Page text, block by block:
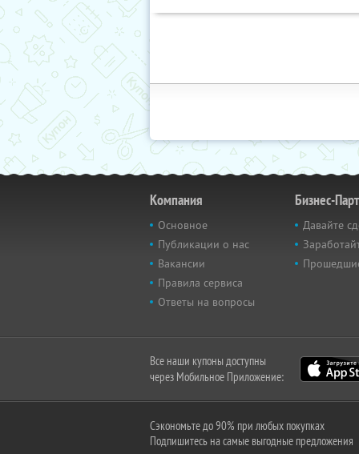
Компания
Основное
Публикации о нас
Вакансии
Правила сервиса
Ответы на вопросы
Бизнес-
Давайте
Все наши купоны доступны
через Мобильное Приложение:
Сэкономьте до 90% при любых покупках
Подпишитесь на самые выгодные предложения